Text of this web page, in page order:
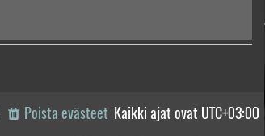
Kaikki ajat ovat UTC+03:00
Poista evästeet